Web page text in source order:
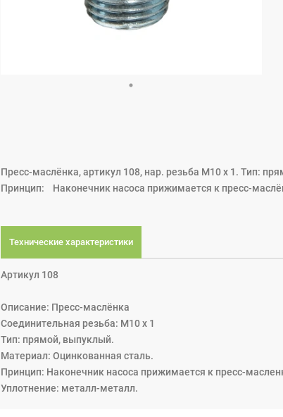
Пресс-маслёнка, артикул 108, нар. резьба М10 х 1. Тип:
Принцип: Наконечник насоса прижимается к пресс-
Технические характеристики
Артикул 108
Описание: Пресс-маслёнка
Соединительная резьба: М10 х 1
Тип: прямой, выпуклый.
Материал: Оцинкованная сталь.
Принцип: Наконечник насоса прижимается к пресс-
Уплотнение: металл-металл.